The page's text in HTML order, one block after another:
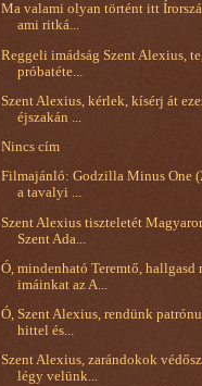
Ma valami olyan történt itt
ami ritká...
Reggeli imádság Szent Alexius,
próbatéte...
Szent Alexius, kérlek, kísérj át
éjszakán ...
Nincs cím
Filmajánló: Godzilla Minus One
a tavalyi ...
Szent Alexius tiszteletét
Szent Ada...
Ó, mindenható Teremtő, hallgasd
imáinkat az A...
Ó, Szent Alexius, rendünk
hittel és...
Szent Alexius, zarándokok
légy velünk...